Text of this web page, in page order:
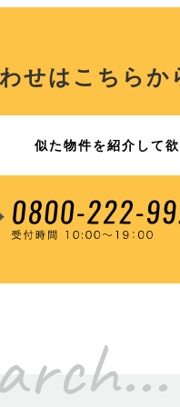
せは こちらか
似た物件を紹介して